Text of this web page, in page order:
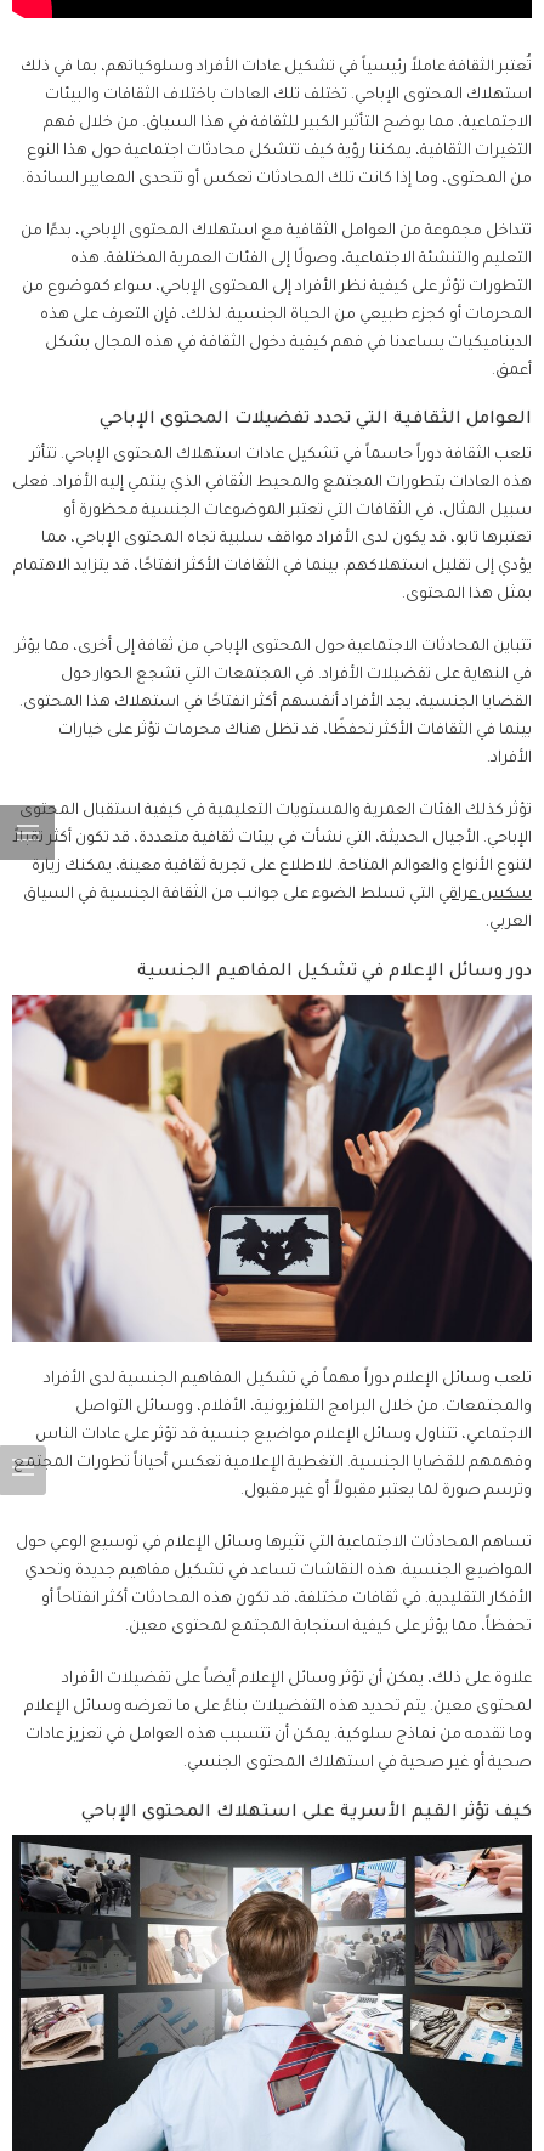
تُعتبر الثقافة عاملاً رئيسياً في تشكيل عادات الأفراد وسلوكياتهم، بما في ذلك
استهلاك المحتوى الإباحي. تختلف تلك العادات باختلاف الثقافات والبيئات
الاجتماعية، مما يوضح التأثير الكبير للثقافة في هذا السياق. من خلال فهم
التغيرات الثقافية، يمكننا رؤية كيف تتشكل محادثات اجتماعية حول هذا النوع
من المحتوى، وما إذا كانت تلك المحادثات تعكس أو تتحدى المعايير السائدة.
تتداخل مجموعة من العوامل الثقافية مع استهلاك المحتوى الإباحي، بدءًا من
التعليم والتنشئة الاجتماعية، وصولًا إلى الفئات العمرية المختلفة. هذه
التطورات تؤثر على كيفية نظر الأفراد إلى المحتوى الإباحي، سواء كموضوع من
المحرمات أو كجزء طبيعي من الحياة الجنسية. لذلك، فإن التعرف على هذه
الديناميكيات يساعدنا في فهم كيفية دخول الثقافة في هذه المجال بشكل
أعمق.
العوامل الثقافية التي تحدد تفضيلات المحتوى الإباحي
تلعب الثقافة دوراً حاسماً في تشكيل عادات استهلاك المحتوى الإباحي. تتأثر
هذه العادات بتطورات المجتمع والمحيط الثقافي الذي ينتمي إليه الأفراد. فعلى
سبيل المثال، في الثقافات التي تعتبر الموضوعات الجنسية محظورة أو
تعتبرها تابو، قد يكون لدى الأفراد مواقف سلبية تجاه المحتوى الإباحي، مما
يؤدي إلى تقليل استهلاكهم. بينما في الثقافات الأكثر انفتاحًا، قد يتزايد الاهتمام
بمثل هذا المحتوى.
تتباين المحادثات الاجتماعية حول المحتوى الإباحي من ثقافة إلى أخرى، مما يؤثر
في النهاية على تفضيلات الأفراد. في المجتمعات التي تشجع الحوار حول
القضايا الجنسية، يجد الأفراد أنفسهم أكثر انفتاحًا في استهلاك هذا المحتوى.
بينما في الثقافات الأكثر تحفظًا، قد تظل هناك محرمات تؤثر على خيارات
الأفراد.
تؤثر كذلك الفئات العمرية والمستويات التعليمية في كيفية استقبال المحتوى
الإباحي. الأجيال الحديثة، التي نشأت في بيئات ثقافية متعددة، قد تكون أكثر تقبلاً
لتنوع الأنواع والعوالم المتاحة. للاطلاع على تجربة ثقافية معينة، يمكنك زيارة
سكس عراقي التي تسلط الضوء على جوانب من الثقافة الجنسية في السياق
العربي.
دور وسائل الإعلام في تشكيل المفاهيم الجنسية
تلعب وسائل الإعلام دوراً مهماً في تشكيل المفاهيم الجنسية لدى الأفراد
والمجتمعات. من خلال البرامج التلفزيونية، الأفلام، ووسائل التواصل
الاجتماعي، تتناول وسائل الإعلام مواضيع جنسية قد تؤثر على عادات الناس
وفهمهم للقضايا الجنسية. التغطية الإعلامية تعكس أحياناً تطورات المجتمع
وترسم صورة لما يعتبر مقبولاً أو غير مقبول.
تساهم المحادثات الاجتماعية التي تثيرها وسائل الإعلام في توسيع الوعي حول
المواضيع الجنسية. هذه النقاشات تساعد في تشكيل مفاهيم جديدة وتحدي
الأفكار التقليدية. في ثقافات مختلفة، قد تكون هذه المحادثات أكثر انفتاحاً أو
تحفظاً، مما يؤثر على كيفية استجابة المجتمع لمحتوى معين.
علاوة على ذلك، يمكن أن تؤثر وسائل الإعلام أيضاً على تفضيلات الأفراد
لمحتوى معين. يتم تحديد هذه التفضيلات بناءً على ما تعرضه وسائل الإعلام
وما تقدمه من نماذج سلوكية. يمكن أن تتسبب هذه العوامل في تعزيز عادات
صحية أو غير صحية في استهلاك المحتوى الجنسي.
كيف تؤثر القيم الأسرية على استهلاك المحتوى الإباحي